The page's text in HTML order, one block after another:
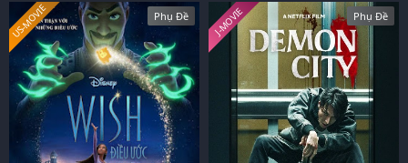
Phụ Đề
US-MOVIE Phụ Đề
J-MOVIE